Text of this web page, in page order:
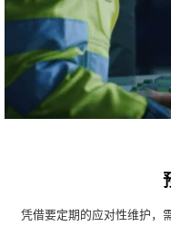
凭借要定期的应对性维护，